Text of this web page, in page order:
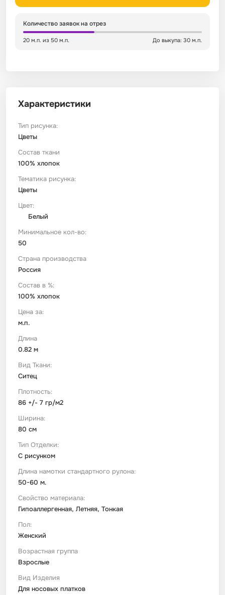
Количество заявок на отрез
20 м.п. из 50 м.п. До выкупа: 30 м.п.
Характеристики
Тип рисунка:
Цветы
Состав ткани
100% хлопок
Тематика рисунка:
Цветы
Цвет:
Белый
Минимальное кол-во:
50
Страна производства
Россия
Состав в %:
100% хлопок
Цена за:
м.п.
Длина
0.82 м
Вид Ткани:
Ситец
Плотность:
86 +/- 7 гр/м2
Ширина:
80 см
Тип Отделки:
С рисунком
Длина намотки стандартного рулона:
50-60 м.
Свойство материала:
Гипоаллергенная, Летняя, Тонкая
Пол:
Женский
Возрастная группа
Взрослые
Вид Изделия
Для носовых платков
Сатин
Сатин Страйп
Сатин Твил
Сетка
Ситец
ТиСи Твил
Трикотаж
Тюль
Фланель
Штапель
Зеленый
Детский
Город / архитектура
Морская тема
Космос
Техника / транспорт